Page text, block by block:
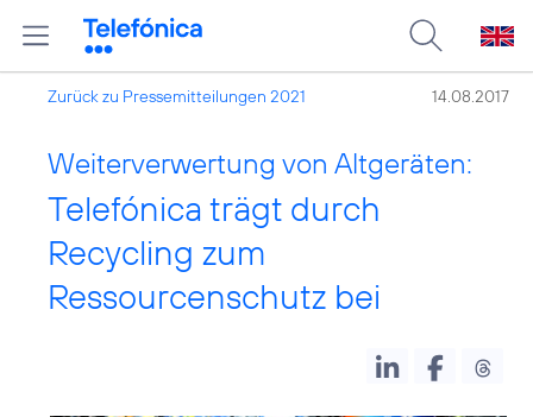
Zurück zu Pressemitteilungen 2021 14.08.2017
Weiterverwertung von Altgeräten:
Telefónica trägt durch
Recycling zum
Ressourcenschutz bei